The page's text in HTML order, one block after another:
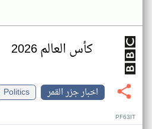
كأس العالم 2026
اخبار جزر القمر
Politics
PF63IT